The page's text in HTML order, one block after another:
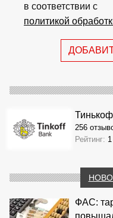
в соответствии с
политикой
256
Рейтинг:
ФАС: